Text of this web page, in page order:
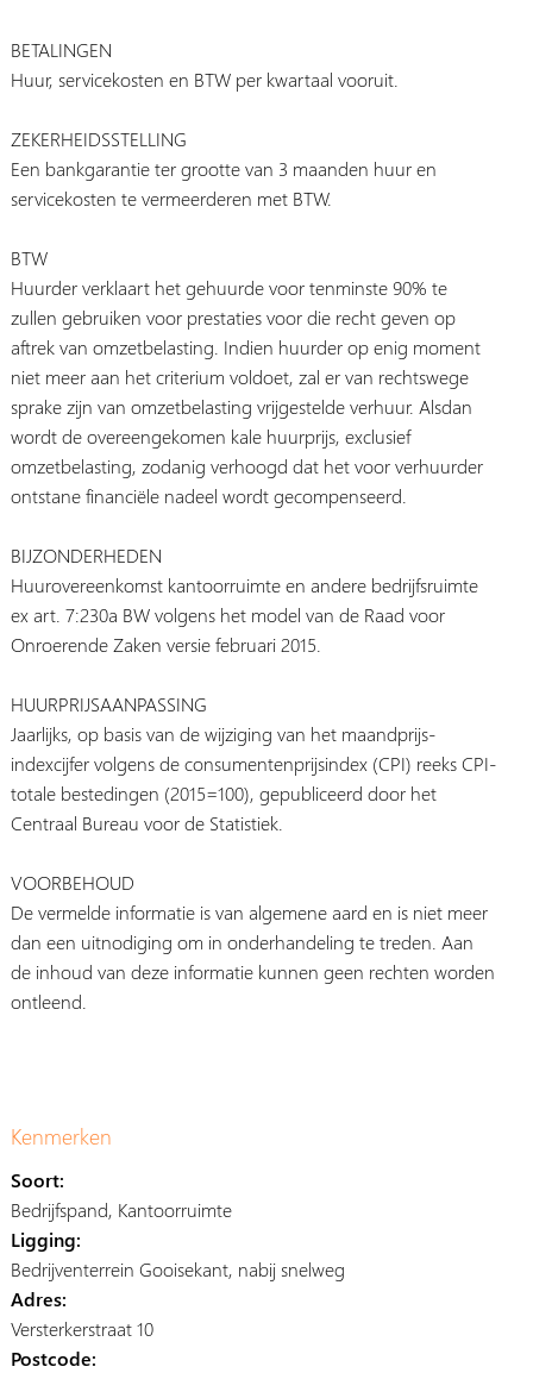
BETALINGEN
Huur, servicekosten en BTW per kwartaal vooruit.
ZEKERHEIDSSTELLING
Een bankgarantie ter grootte van 3 maanden huur en
servicekosten te vermeerderen met BTW.
BTW
Huurder verklaart het gehuurde voor tenminste 90% te
zullen gebruiken voor prestaties voor die recht geven op
aftrek van omzetbelasting. Indien huurder op enig moment
niet meer aan het criterium voldoet, zal er van rechtswege
sprake zijn van omzetbelasting vrijgestelde verhuur. Alsdan
wordt de overeengekomen kale huurprijs, exclusief
omzetbelasting, zodanig verhoogd dat het voor verhuurder
ontstane financiële nadeel wordt gecompenseerd.
BIJZONDERHEDEN
Huurovereenkomst kantoorruimte en andere bedrijfsruimte
ex art. 7:230a BW volgens het model van de Raad voor
Onroerende Zaken versie februari 2015.
HUURPRIJSAANPASSING
Jaarlijks, op basis van de wijziging van het maandprijs-
indexcijfer volgens de consumentenprijsindex (CPI) reeks CPI-
totale bestedingen (2015=100), gepubliceerd door het
Centraal Bureau voor de Statistiek.
VOORBEHOUD
De vermelde informatie is van algemene aard en is niet meer
dan een uitnodiging om in onderhandeling te treden. Aan
de inhoud van deze informatie kunnen geen rechten worden
ontleend.
Kenmerken
Soort:
Bedrijfspand, Kantoorruimte
Ligging:
Bedrijventerrein Gooisekant, nabij snelweg
Adres:
Versterkerstraat 10
Postcode: